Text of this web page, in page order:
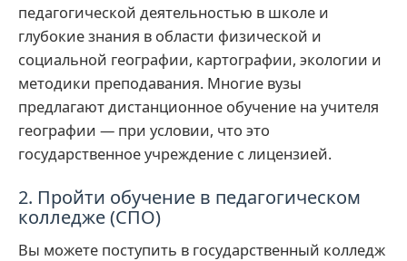
педагогической деятельностью в школе и
глубокие знания в области физической и
социальной географии, картографии, экологии и
методики преподавания. Многие вузы
предлагают дистанционное обучение на учителя
географии — при условии, что это
государственное учреждение с лицензией.
2. Пройти обучение в педагогическом
колледже (СПО)
Вы можете поступить в государственный колледж